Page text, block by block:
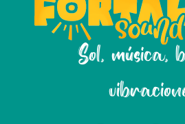
Sol, música,